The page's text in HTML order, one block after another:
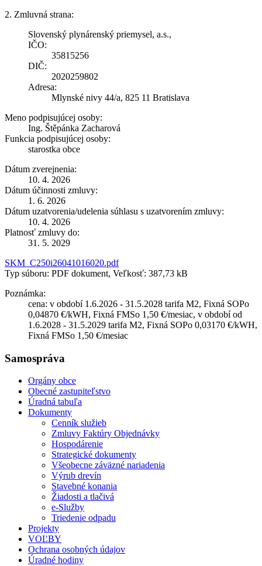
2. Zmluvná strana:
Slovenský plynárenský priemysel, a.s.,
IČO:
35815256
DIČ:
2020259802
Adresa:
Mlynské nivy 44/a, 825 11 Bratislava
Meno podpisujúcej osoby:
Ing. Štěpánka Zacharová
Funkcia podpisujúcej osoby:
starostka obce
Dátum zverejnenia:
10. 4. 2026
Dátum účinnosti zmluvy:
1. 6. 2026
Dátum uzatvorenia/udelenia súhlasu s uzatvorením zmluvy:
10. 4. 2026
Platnosť zmluvy do:
31. 5. 2029
SKM_C250i26041016020.pdf
Typ súboru: PDF dokument, Veľkosť: 387,73 kB
Poznámka:
cena: v období 1.6.2026 - 31.5.2028 tarifa M2, Fixná SOPo
0,04870 €/kWH, Fixná FMSo 1,50 €/mesiac, v období od
1.6.2028 - 31.5.2029 tarifa M2, Fixná SOPo 0,03170 €/kWH,
Fixná FMSo 1,50 €/mesiac
Samospráva
Orgány obce
Obecné zastupiteľstvo
Úradná tabuľa
Dokumenty
Cenník služieb
Zmluvy Faktúry Objednávky
Hospodárenie
Strategické dokumenty
Všeobecne záväzné nariadenia
Výrub drevín
Stavebné konania
Žiadosti a tlačivá
e-Služby
Triedenie odpadu
Projekty
VOĽBY
Ochrana osobných údajov
Úradné hodiny